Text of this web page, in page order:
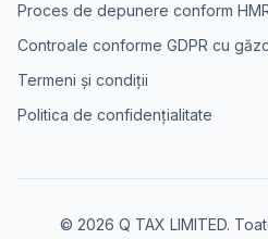
Proces de depunere conform
Controale conforme GDPR cu
Termeni și condiții
Politica de confidențialitate
© 2026 Q TAX LIMITED.